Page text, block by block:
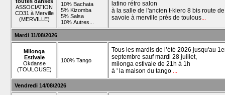
ASSOCIATION
CD31 à Merville
(MERVILLE)
10% Bachata
5% Kizomba
5% Salsa
10% Autres...
latino rétro salon
à la salle de l'ancien t-kiero 8 bis route de
savoie à merville près de toulous...
Mardi 11/08/2026
Milonga
Estivale
Okdanse
(TOULOUSE)
100% Tango
Tous les mardis de l’été 2026 jusqu'au
septembre sauf mardi 28 juillet,
milonga estivale de 21h à 1h
à ' la maison du tango ...
Vendredi 14/08/2026